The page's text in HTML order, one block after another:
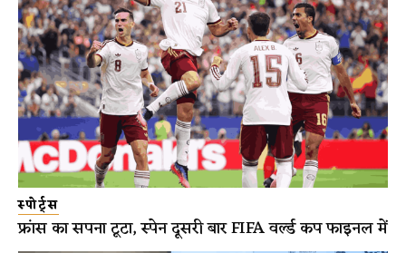
स्पोर्ट्स
फ्रांस का सपना टूटा, स्पेन दूसरी बार FIFA वर्ल्ड कप फाइनल में